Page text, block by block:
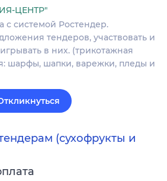
ЦЕНТР"
с системой Ростендер.
тендеров, участвовать и
в них. (трикотажная
шарфы, шапки, варежки, пледы и
(сухофрукты и